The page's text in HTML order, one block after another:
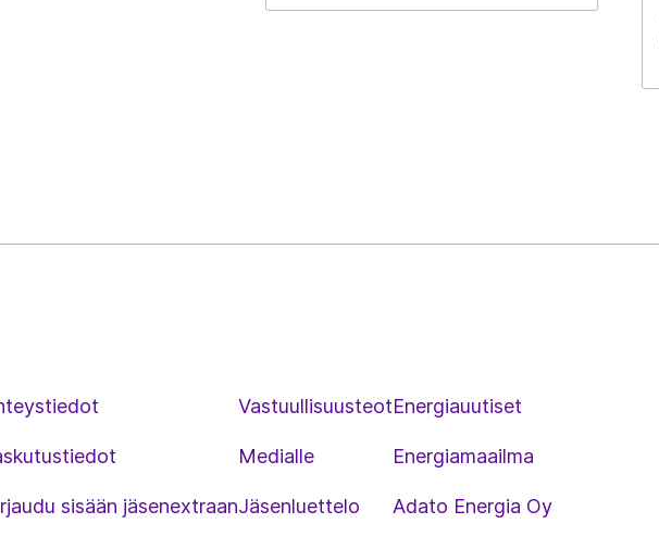
sisään jäsenextraan
Vastuullisuusteot
Medialle
Jäsenluettelo
Energiauutiset
Energiamaailma
Adato Energia Oy